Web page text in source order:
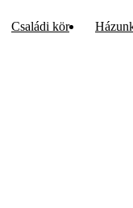
Családi kör